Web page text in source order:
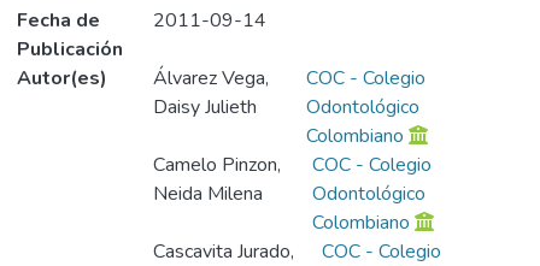
Fecha de
Publicación
2011-09-14
Autor(es)
Álvarez Vega,
Daisy Julieth
COC - Colegio
Odontológico
Colombiano
Camelo Pinzon,
Neida Milena
COC - Colegio
Odontológico
Colombiano
Cascavita Jurado,
COC - Colegio